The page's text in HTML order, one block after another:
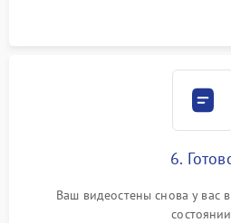
6.
Ваш видеостены снова у вас